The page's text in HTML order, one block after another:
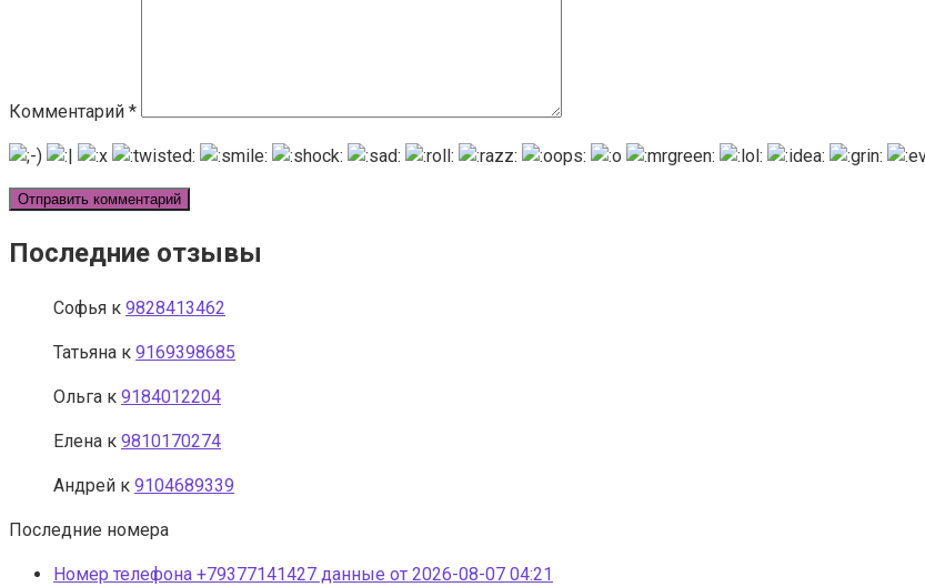
Комментарий *
Последние отзывы
Софья к 9828413462
Татьяна к 9169398685
Ольга к 9184012204
Елена к 9810170274
Андрей к 9104689339
Последние номера
Номер телефона +79377141427 данные от 2026-08-07 04:21